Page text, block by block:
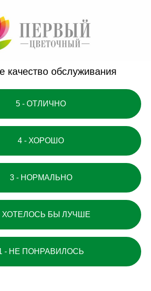
качество обслуж ивания
5 - ОТЛИЧНО
4 - ХОРОШО
3 - НОРМАЛЬНО
ХОТЕЛОСЬ БЫ ЛУЧШЕ
- НЕ ПОНРАВИЛОСЬ